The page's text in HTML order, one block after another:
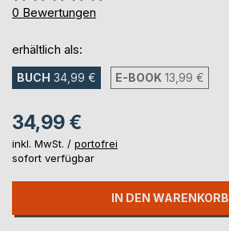
0%
0 Bewertungen
erhältlich als:
BUCH 34,99 € E-BOOK 13,99 €
34,99 €
inkl. MwSt. / portofrei
sofort verfügbar
IN DEN WARENKORB